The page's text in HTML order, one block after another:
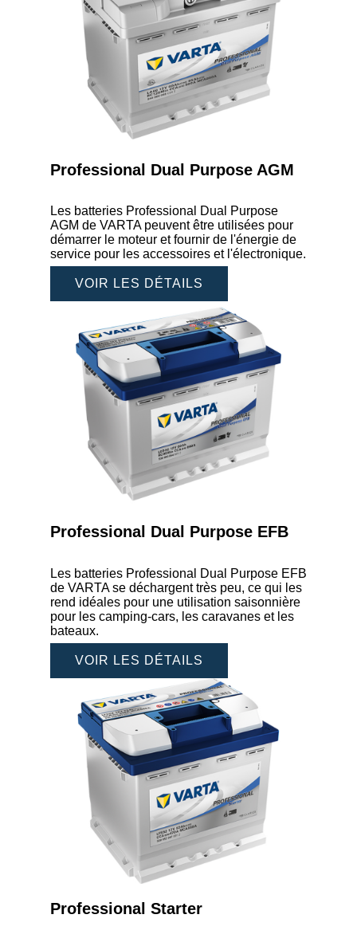
Professional Dual Purpose AGM
Les batteries Professional Dual Purpose
AGM de VARTA peuvent être utilisées pour
démarrer le moteur et fournir de l'énergie de
service pour les accessoires et l'électronique.
VOIR LES DÉTAILS
Professional Dual Purpose EFB
Les batteries Professional Dual Purpose EFB
de VARTA se déchargent très peu, ce qui les
rend idéales pour une utilisation saisonnière
pour les camping-cars, les caravanes et les
bateaux.
VOIR LES DÉTAILS
Professional Starter